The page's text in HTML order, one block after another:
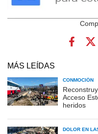
MÁS LEÍDAS
CONMOCIÓN
Acceso
heridos
DOLOR EN